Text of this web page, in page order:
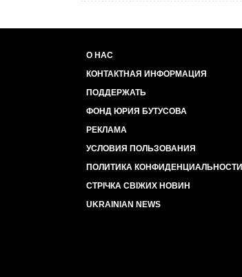
О НАС
КОНТАКТНАЯ ИНФОРМАЦИЯ
ПОДДЕРЖАТЬ
ФОНД ЮРИЯ БУТУСОВА
РЕКЛАМА
УСЛОВИЯ ПОЛЬЗОВАНИЯ
ПОЛИТИКА КОНФИДЕНЦИАЛЬНОСТИ
СТРІЧКА СВІЖИХ НОВИН
UKRAINIAN NEWS